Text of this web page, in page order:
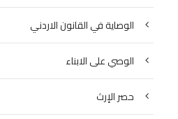
الوصاية في القانون الاردني
الوصي على الابناء
حصر الإرث